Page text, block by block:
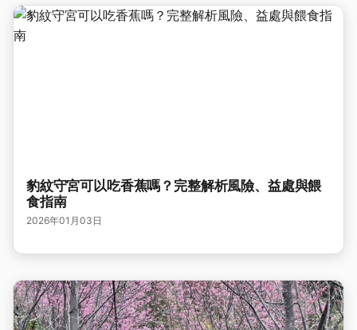
豹紋守宮可以吃香蕉嗎？完整解析風險、益處與餵
食指南
2026年01月03日